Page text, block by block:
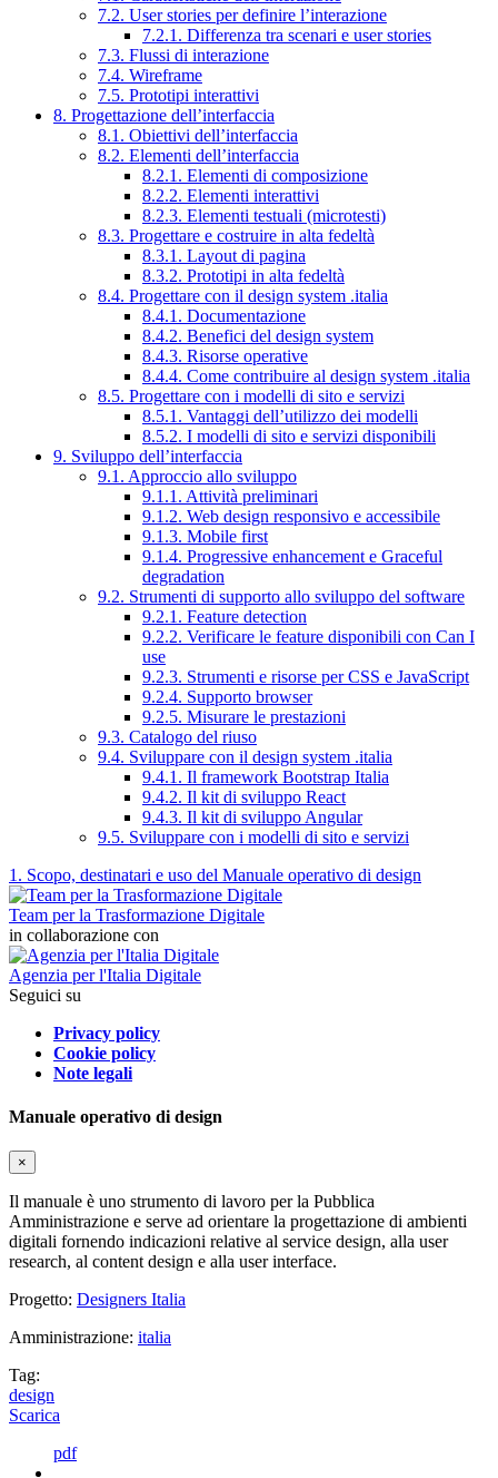
7.2. User stories per definire l’interazione
7.2.1. Differenza tra scenari e user stories
7.3. Flussi di interazione
7.4. Wireframe
7.5. Prototipi interattivi
8. Progettazione dell’interfaccia
8.1. Obiettivi dell’interfaccia
8.2. Elementi dell’interfaccia
8.2.1. Elementi di composizione
8.2.2. Elementi interattivi
8.2.3. Elementi testuali (microtesti)
8.3. Progettare e costruire in alta fedeltà
8.3.1. Layout di pagina
8.3.2. Prototipi in alta fedeltà
8.4. Progettare con il design system .italia
8.4.1. Documentazione
8.4.2. Benefici del design system
8.4.3. Risorse operative
8.4.4. Come contribuire al design system .italia
8.5. Progettare con i modelli di sito e servizi
8.5.1. Vantaggi dell’utilizzo dei modelli
8.5.2. I modelli di sito e servizi disponibili
9. Sviluppo dell’interfaccia
9.1. Approccio allo sviluppo
9.1.1. Attività preliminari
9.1.2. Web design responsivo e accessibile
9.1.3. Mobile first
9.1.4. Progressive enhancement e Graceful
degradation
9.2. Strumenti di supporto allo sviluppo del software
9.2.1. Feature detection
9.2.2. Verificare le feature disponibili con Can I
use
9.2.3. Strumenti e risorse per CSS e JavaScript
9.2.4. Supporto browser
9.2.5. Misurare le prestazioni
9.3. Catalogo del riuso
9.4. Sviluppare con il design system .italia
9.4.1. Il framework Bootstrap Italia
9.4.2. Il kit di sviluppo React
9.4.3. Il kit di sviluppo Angular
9.5. Sviluppare con i modelli di sito e servizi
1. Scopo, destinatari e uso del Manuale operativo di design
Team per la Trasformazione Digitale
in collaborazione con
Agenzia per l'Italia Digitale
Seguici su
Privacy policy
Cookie policy
Note legali
Manuale operativo di design
×
Il manuale è uno strumento di lavoro per la Pubblica
Amministrazione e serve ad orientare la progettazione di ambienti
digitali fornendo indicazioni relative al service design, alla user
research, al content design e alla user interface.
Progetto: Designers Italia
Amministrazione: italia
Tag:
design
Scarica
pdf